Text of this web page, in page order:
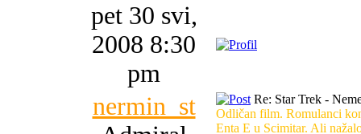
pet 30 svi,
2008 8:30
pm
nermin_st
Re: Star Trek -
Odličan film. Romulanci
Enta E u Scimitar. Ali